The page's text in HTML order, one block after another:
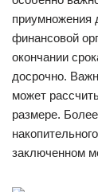
приумножения
финансовой
окончании
досрочно.
может
размере.
заключенном